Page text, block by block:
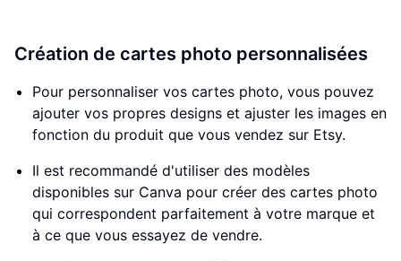
Création de cartes photo personnalisées
Pour personnaliser vos cartes photo, vous pouvez
ajouter vos propres designs et ajuster les images en
fonction du produit que vous vendez sur Etsy.
Il est recommandé d'utiliser des modèles
disponibles sur Canva pour créer des cartes photo
qui correspondent parfaitement à votre marque et
à ce que vous essayez de vendre.